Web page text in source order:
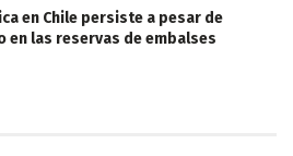
en Chile persiste a pesar de
en las reservas de embalses